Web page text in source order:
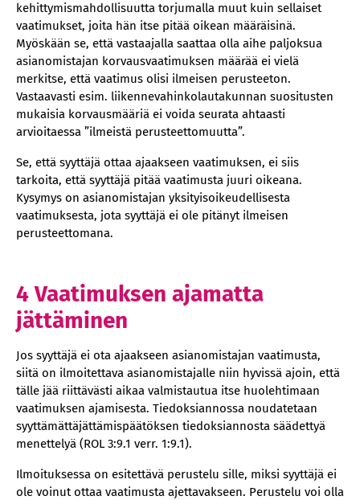
kehittymismahdollisuutta torjumalla muut kuin sellaiset
vaatimukset, joita hän itse pitää oikean määräisinä.
Myöskään se, että vastaajalla saattaa olla aihe paljoksua
asianomistajan korvausvaatimuksen määrää ei vielä
merkitse, että vaatimus olisi ilmeisen perusteeton.
Vastaavasti esim. liikennevahinkolautakunnan suositusten
mukaisia korvausmääriä ei voida seurata ahtaasti
arvioitaessa ”ilmeistä perusteettomuutta”.
Se, että syyttäjä ottaa ajaakseen vaatimuksen, ei siis
tarkoita, että syyttäjä pitää vaatimusta juuri oikeana.
Kysymys on asianomistajan yksityisoikeudellisesta
vaatimuksesta, jota syyttäjä ei ole pitänyt ilmeisen
perusteettomana.
4 Vaatimuksen ajamatta
jättäminen
Jos syyttäjä ei ota ajaakseen asianomistajan vaatimusta,
siitä on ilmoitettava asianomistajalle niin hyvissä ajoin, että
tälle jää riittävästi aikaa valmistautua itse huolehtimaan
vaatimuksen ajamisesta. Tiedoksiannossa noudatetaan
syyttämättäjättämispäätöksen tiedoksiannosta säädettyä
menettelyä (ROL 3:9.1 verr. 1:9.1).
Ilmoituksessa on esitettävä perustelu sille, miksi syyttäjä ei
ole voinut ottaa vaatimusta ajettavakseen. Perustelu voi olla